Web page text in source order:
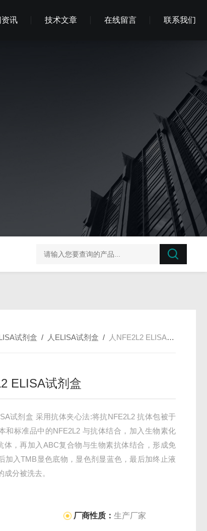
资讯 技术文章 在线留言 联系我们
榛子东部枯萎病菌探针法qPCR试剂盒不含内参
试剂盒 / 人ELISA试剂盒 / 人NFE2L2 ELISA试剂盒
ELISA试剂盒
试剂盒 采用抗体夹心法:将抗NFE2L2 抗体包被于
和标准品中的NFE2L2 与抗体结合，加入生物素化
体，再加入ABC复合物与生物素抗体结合，形成免
加入TMB显色底物，显色剂显蓝色，最后加终止液
分被洗去。
厂商性质：生产厂家